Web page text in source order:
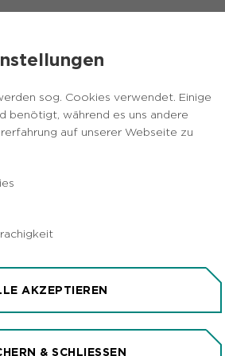
sog. Cookies verwendet. Einige
benötigt, während es uns andere
auf unserer Webseite zu
AKZEPTIEREN
& SCHLIESSEN
5,5